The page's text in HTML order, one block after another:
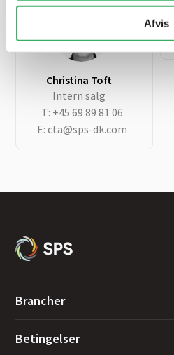
Afvis
Christina Toft
Intern salg
T: +45 69 89 81 06
E: cta@sps-dk.com
Brancher
Betingelser